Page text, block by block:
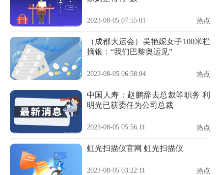
2023-08-05 07:55:01 热点
（成都大运会）吴艳妮女子100米栏
摘银：“我们巴黎奥运见”
2023-08-05 06:58:04 热点
中国人寿：赵鹏辞去总裁等职务 利
明光已获委任为公司总裁
2023-08-05 05:56:11 热点
虹光扫描仪官网 虹光扫描仪
2023-08-05 03:22:11 热点